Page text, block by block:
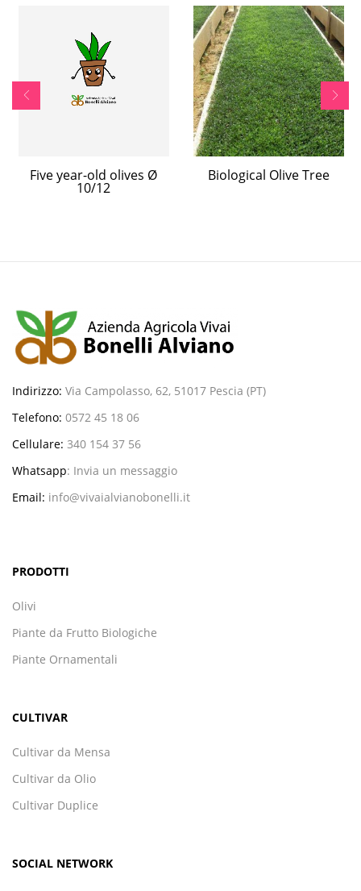
Five year-old olives Ø
10/12
Biological Olive Tree
Indirizzo: Via Campolasso, 62, 51017 Pescia (PT)
Telefono: 0572 45 18 06
Cellulare: 340 154 37 56
Whatsapp: Invia un messaggio
Email: info@vivaialvianobonelli.it
PRODOTTI
Olivi
Piante da Frutto Biologiche
Piante Ornamentali
CULTIVAR
Cultivar da Mensa
Cultivar da Olio
Cultivar Duplice
SOCIAL NETWORK